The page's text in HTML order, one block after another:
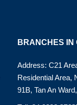
BRANCHES IN
Address: C21
Residential Area,
91B, Tan An